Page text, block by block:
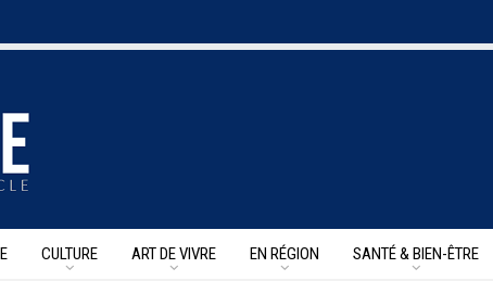
CULTURE ART DE VIVRE EN RÉGION SANTÉ & BIEN-ÊTRE